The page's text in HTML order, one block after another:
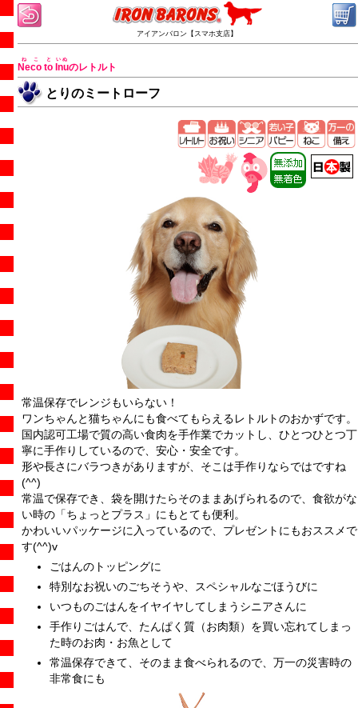
アイアンバロン【スマホ支店】
Neco
ねこ
to
と
Inu
いぬ
のレトルト
とりのミートローフ
常温保存でレンジもいらない！
ワンちゃんと猫ちゃんにも食べてもらえるレトルトのおかずです。
国内認可工場で質の高い食肉を手作業でカットし、ひとつひとつ丁
寧に手作りしているので、安心・安全です。
形や長さにバラつきがありますが、そこは手作りならではですね
(^^)
常温で保存でき、袋を開けたらそのままあげられるので、食欲がな
い時の「ちょっとプラス」にもとても便利。
かわいいパッケージに入っているので、プレゼントにもおススメで
す(^^)v
ごはんのトッピングに
特別なお祝いのごちそうや、スペシャルなごほうびに
いつものごはんをイヤイヤしてしまうシニアさんに
手作りごはんで、たんぱく質（お肉類）を買い忘れてしまっ
た時のお肉・お魚として
常温保存できて、そのまま食べられるので、万一の災害時の
非常食にも